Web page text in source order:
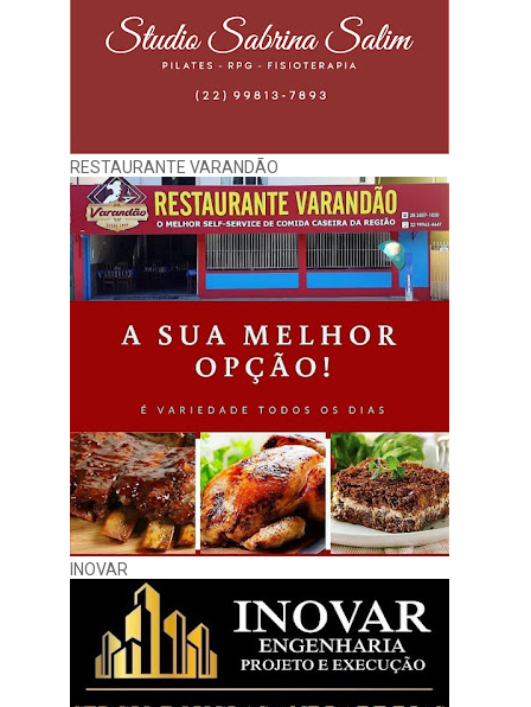
RESTAURANTE VARANDÃO
INOVAR